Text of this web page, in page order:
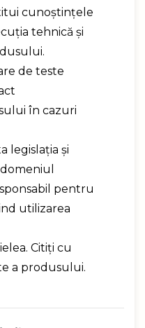
cunoştinţele
tehnică şi
de teste
în cazuri
legislaţia şi
pentru
utilizarea
Citiţi cu
a produsului.